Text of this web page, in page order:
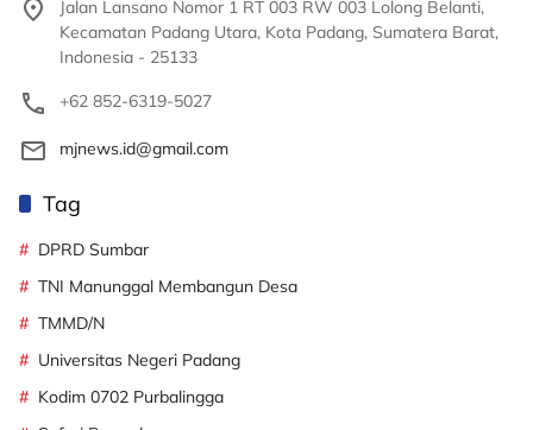
Jalan Lansano Nomor 1 RT 003 RW 003 Lolong Belanti,
Kecamatan Padang Utara, Kota Padang, Sumatera Barat,
Indonesia - 25133
+62 852-6319-5027
mjnews.id@gmail.com
Tag
DPRD Sumbar
TNI Manunggal Membangun Desa
TMMD/N
Universitas Negeri Padang
Kodim 0702 Purbalingga